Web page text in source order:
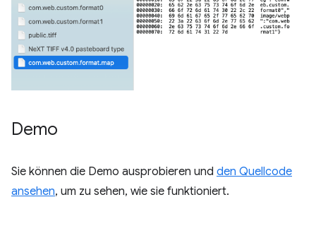
Demo
Sie können die Demo ausprobieren und den Quellcode
ansehen, um zu sehen, wie sie funktioniert.